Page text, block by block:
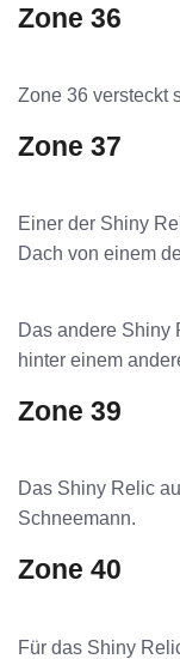
Zone 36
Zone 36 versteckt
Zone 37
Einer der Shiny
Dach von einem
Das andere Shiny
hinter einem
Zone 39
Das Shiny Relic
Schneemann.
Zone 40
Für das Shiny